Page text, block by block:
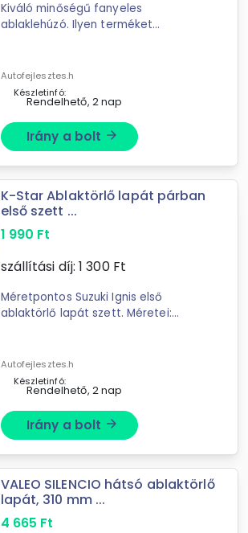
Kiváló minőségű fanyeles
ablaklehúzó. Ilyen terméket
háztartásban is. Ablakok tisztítására
Autofejlesztes.h
Készletinfó:
Rendelhető, 2 nap
Irány a bolt arrow_forward
K-Star Ablaktörlő lapát párban
első szett ...
1 990 Ft
szállítási díj: 1 300Ft
Méretpontos Suzuki Ignis első
ablaktörlő lapát szett. Méretei:
Autofejlesztes.h
Készletinfó:
Rendelhető, 2 nap
Irány a bolt arrow_forward
VALEO SILENCIO hátsó ablaktörlő
lapát, 310 mm ...
4 665 Ft